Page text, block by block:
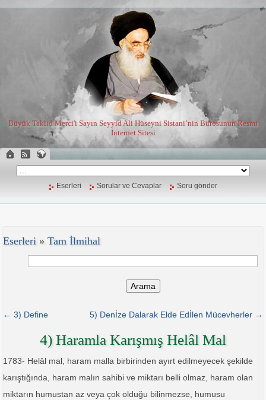
Büyük Taklid Merci'i Sayın Seyyid Ali Hüseyni Sistani’nin Bürosunun Resmi
İnternet Sitesi
Eserleri Sorular ve Cevaplar Soru gönder
Eserleri » Tam İlmihal
Arama
5) Denİze Dalarak Elde Edİlen Mücevherler →
← 3) Define
4) Haramla Karışmış Helâl Mal
1783- Helâl mal, haram malla birbirinden ayırt edilmeyecek şekilde
karıştığında, haram malın sahibi ve miktarı belli olmaz, haram olan
miktarın humustan az veya çok olduğu bilinmezse, humusu